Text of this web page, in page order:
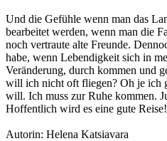
Und die Gefühle wenn man das
bearbeitet werden, wenn man die
noch vertraute alte Freunde.
habe, wenn Lebendigkeit sich in
Veränderung, durch kommen und
will ich nicht oft fliegen? Oh je ich
will. Ich muss zur Ruhe kommen.
Hoffentlich wird es eine gute Reise!
Autorin: Helena Katsiavara